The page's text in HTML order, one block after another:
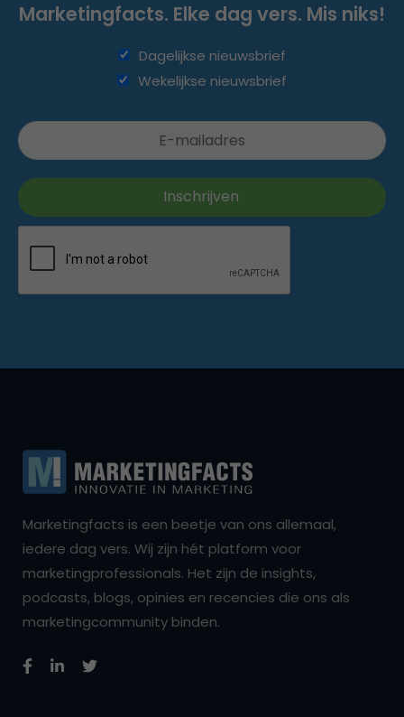
Marketingfacts. Elke dag vers. Mis niks!
Dagelijkse nieuwsbrief
Wekelijkse nieuwsbrief
Marketingfacts is een beetje van ons allemaal,
iedere dag vers. Wij zijn hét platform voor
marketingprofessionals. Het zijn de insights,
podcasts, blogs, opinies en recencies die ons als
marketingcommunity binden.